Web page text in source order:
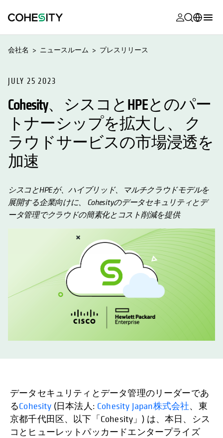
新しいタ
新しいタ
新しいタ
サポート
新しいタ
製品に関
ドキュメ
新しいタ
アカデミー
新しいタ
Community
新しいタ
パートナー
新しいタ
Français (France)
Português (Brazil)
한국어 (South
会社名 ニュースルーム プレスリリース
JULY 25 2023
Cohesity、シスコとHPEとのパー
トナーシップを拡大し、 ク
ラウドサービスの市場浸透を
加速
シスコとHPEが、ハイブリッド、マルチクラウドモデルを
展開する企業向けに、 Cohesityのデータセキュリティとデ
ータ管理でクラウドの簡素化とコスト削減を提供
データセキュリティとデータ管理のリーダーであ
るCohesity (日本法人: Cohesity Japan株式会社、東
京都千代田区、以下「Cohesity」) は、本日、シス
コとヒューレットパッカードエンタープライズ